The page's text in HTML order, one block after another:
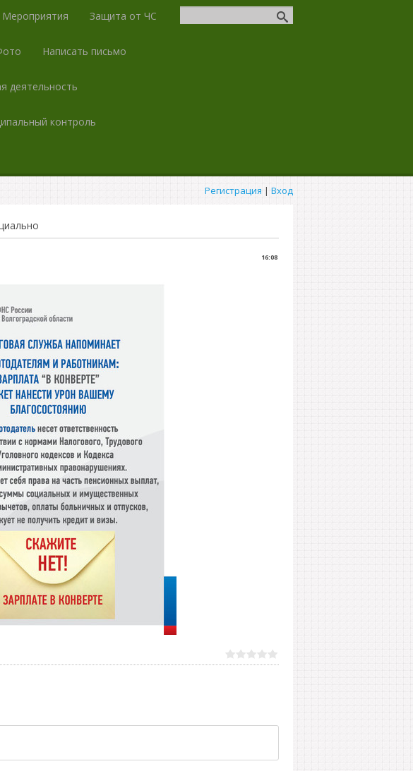
Мероприятия Защита от ЧС
Написать письмо
деятельность
контроль
Регистрация | Вход
16:08